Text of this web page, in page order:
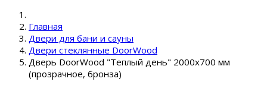
Главная
Двери для бани и сауны
Двери стеклянные DoorWood
Дверь DoorWood "Теплый день" 2000х700 мм
(прозрачное, бронза)